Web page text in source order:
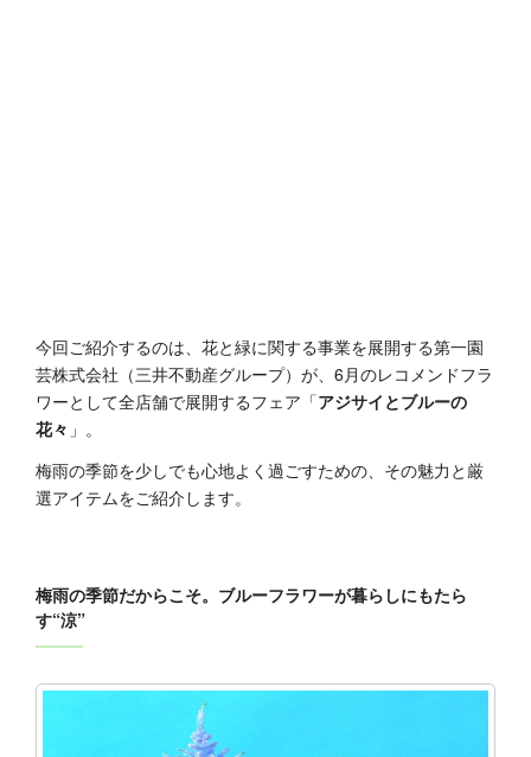
今回ご紹介するのは、花と緑に関する事業を展開する第一園
芸株式会社（三井不動産グループ）が、6月のレコメンドフラ
ワーとして全店舗で展開するフェア「アジサイとブルーの
花々 」。
梅雨の季節を少しでも心地よく過ごすための、その魅力と厳
選アイテムをご紹介します。
梅雨の季節だからこそ。ブルーフラワーが暮らしにもたら
す“涼”